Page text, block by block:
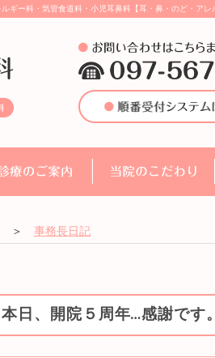
ギー科・気管食道科・小児耳鼻科【耳・鼻・のど・ア
＞ 事務長日記
本日、開院５周年…感謝です。